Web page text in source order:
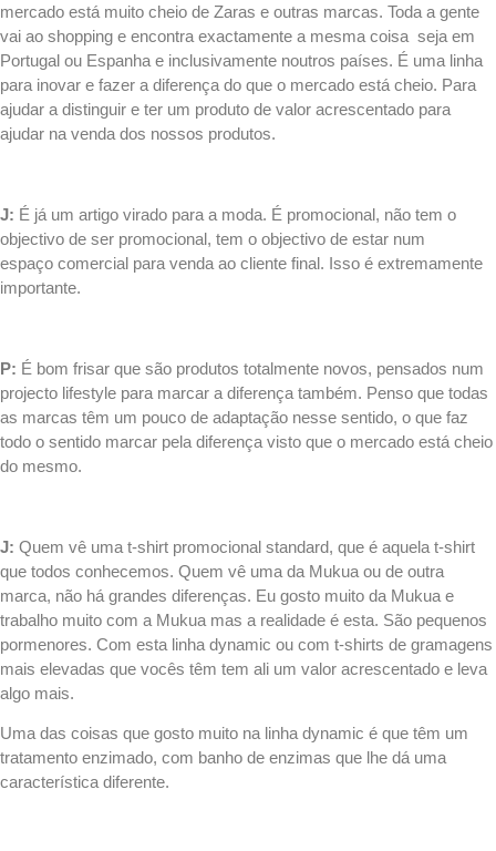
mercado está muito cheio de Zaras e outras marcas. Toda a gente
vai ao shopping e encontra exactamente a mesma coisa seja em
Portugal ou Espanha e inclusivamente noutros países. É uma linha
para inovar e fazer a diferença do que o mercado está cheio. Para
ajudar a distinguir e ter um produto de valor acrescentado para
ajudar na venda dos nossos produtos.
J: É já um artigo virado para a moda. É promocional, não tem o
objectivo de ser promocional, tem o objectivo de estar num
espaço comercial para venda ao cliente final. Isso é extremamente
importante.
P: É bom frisar que são produtos totalmente novos, pensados num
projecto lifestyle para marcar a diferença também. Penso que todas
as marcas têm um pouco de adaptação nesse sentido, o que faz
todo o sentido marcar pela diferença visto que o mercado está cheio
do mesmo.
J: Quem vê uma t-shirt promocional standard, que é aquela t-shirt
que todos conhecemos. Quem vê uma da Mukua ou de outra
marca, não há grandes diferenças. Eu gosto muito da Mukua e
trabalho muito com a Mukua mas a realidade é esta. São pequenos
pormenores. Com esta linha dynamic ou com t-shirts de gramagens
mais elevadas que vocês têm tem ali um valor acrescentado e leva
algo mais.
Uma das coisas que gosto muito na linha dynamic é que têm um
tratamento enzimado, com banho de enzimas que lhe dá uma
característica diferente.